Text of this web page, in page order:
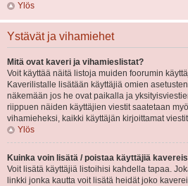
Ylös
Ystävät ja vihamiehet
Mitä ovat kaveri ja vihamieslistat?
Voit käyttää näitä listoja muiden foorumin
Kaverilistalle lisätään käyttäjiä omien
näkemään jos he ovat paikalla ja
riippuen näiden käyttäjien viestit saatetaan
vihamieheksi, kaikki käyttäjän kirjoittamat
Ylös
Kuinka voin lisätä / poistaa käyttäjiä
Voit lisätä käyttäjiä listoihisi kahdella tapaa.
linkki jonka kautta voit lisätä heidät joko